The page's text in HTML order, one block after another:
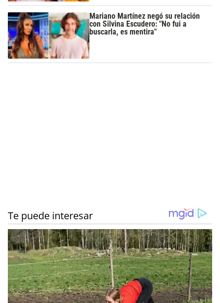
Mariano Martínez negó su relación
con Silvina Escudero: "No fui a
buscarla, es mentira"